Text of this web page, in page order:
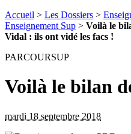
Accueil > Les Dossiers >
Enseignement Sup > Voilà le
Vidal : ils ont vidé les facs !
PARCOURSUP
Voilà le bilan
mardi 18 septembre 2018